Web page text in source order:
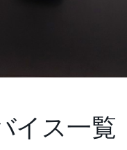
イス一覧